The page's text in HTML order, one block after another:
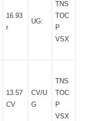
16.93
r
UG:
TNS
TOC
P
VSX
13.57
CV
CV/U
G
TNS
TOC
P
VSX